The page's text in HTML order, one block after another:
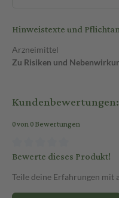
Hinweistexte und
Arzneimittel
Zu Risiken und
0 von 0 Bewertungen
Bewerte dieses Produkt!
Teile deine Erfahrungen mit